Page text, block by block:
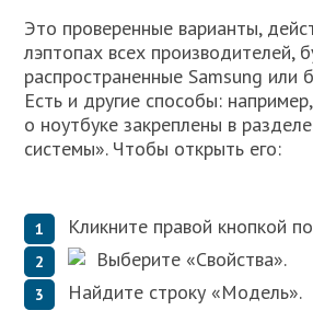
Это проверенные варианты,
лэптопах всех производителей,
распространенные Samsung или
Есть и другие способы:
о ноутбуке закреплены в
системы». Чтобы открыть его:
Кликните правой кнопкой
Выберите «Свойства».
Найдите строку «Модель».